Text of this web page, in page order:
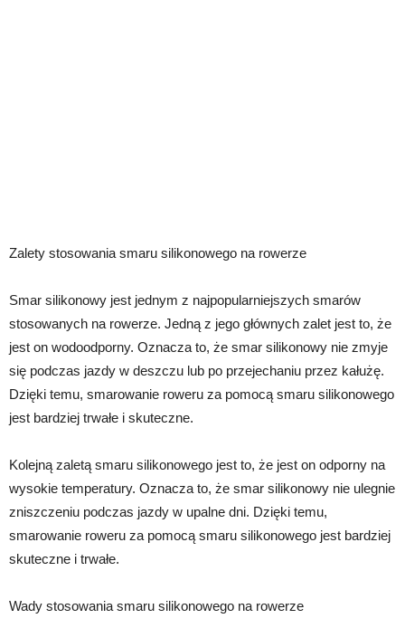
Zalety stosowania smaru silikonowego na rowerze
Smar silikonowy jest jednym z najpopularniejszych smarów
stosowanych na rowerze. Jedną z jego głównych zalet jest to, że
jest on wodoodporny. Oznacza to, że smar silikonowy nie zmyje
się podczas jazdy w deszczu lub po przejechaniu przez kałużę.
Dzięki temu, smarowanie roweru za pomocą smaru silikonowego
jest bardziej trwałe i skuteczne.
Kolejną zaletą smaru silikonowego jest to, że jest on odporny na
wysokie temperatury. Oznacza to, że smar silikonowy nie ulegnie
zniszczeniu podczas jazdy w upalne dni. Dzięki temu,
smarowanie roweru za pomocą smaru silikonowego jest bardziej
skuteczne i trwałe.
Wady stosowania smaru silikonowego na rowerze